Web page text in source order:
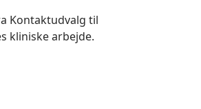
Kontaktudvalg til
kliniske arbejde.